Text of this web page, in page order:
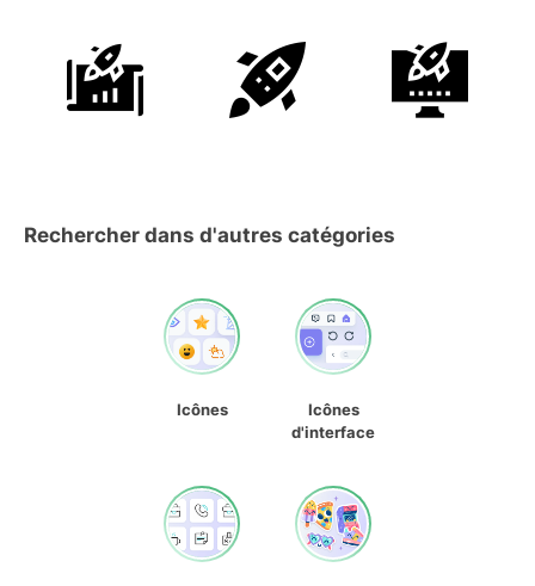
Rechercher dans d'autres catégories
Icônes
Icônes
d'interface